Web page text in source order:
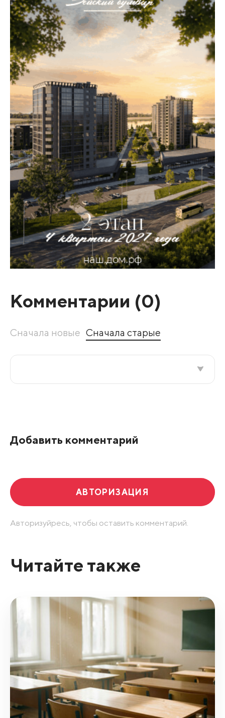
Комментарии (0)
Сначала новые Сначала старые
Добавить комментарий
АВТОРИЗАЦИЯ
Авторизуйресь, чтобы оставить комментарий.
Читайте также